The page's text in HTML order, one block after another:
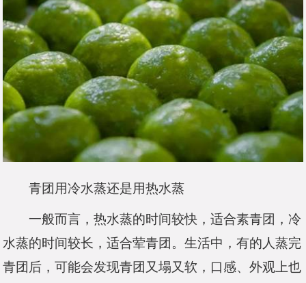
青团用冷水蒸还是用热水蒸
一般而言，热水蒸的时间较快，适合素青团，冷
水蒸的时间较长，适合荤青团。生活中，有的人蒸完
青团后，可能会发现青团又塌又软，口感、外观上也